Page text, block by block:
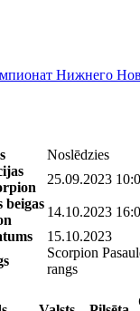
Нижнего
Noslēdzies
25.09.2023
beigas
14.10.2023
15.10.2023
Scorpion
rangs